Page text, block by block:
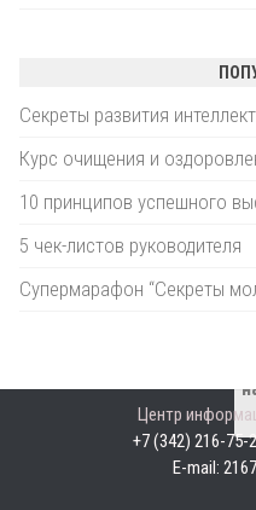
Секреты развития
Курс очищения и
10 принципов успешного
5 чек-листов руководителя
Супермарафон “Секреты
Центр
+7 (342) 216-75-
E-mail: